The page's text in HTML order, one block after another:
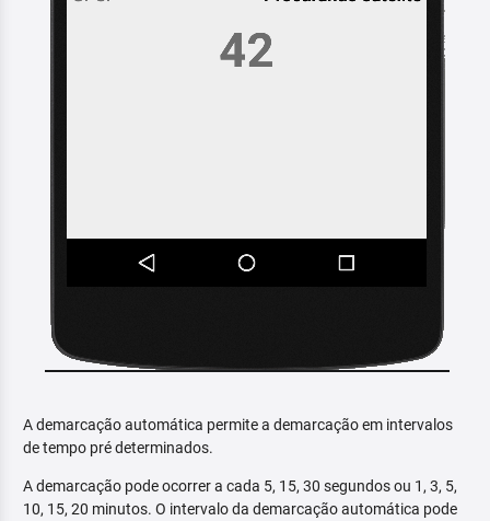
A demarcação automática permite a demarcação em intervalos
de tempo pré determinados.
A demarcação pode ocorrer a cada 5, 15, 30 segundos ou 1, 3, 5,
10, 15, 20 minutos. O intervalo da demarcação automática pode